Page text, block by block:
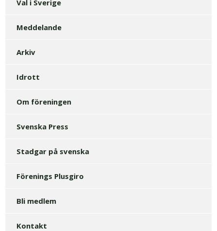
Val i Sverige
Meddelande
Arkiv
Idrott
Om föreningen
Svenska Press
Stadgar på svenska
Förenings Plusgiro
Bli medlem
Kontakt